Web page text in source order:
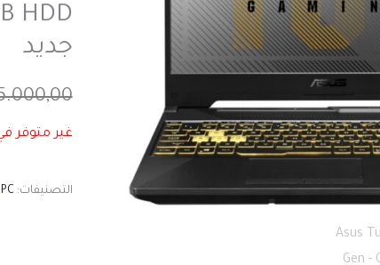
HDD
جديد
غير متوفر
التصنيفات: